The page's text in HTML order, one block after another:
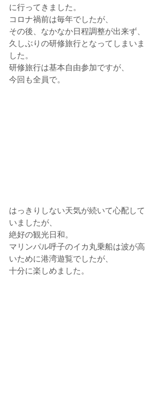
に行ってきました。
コロナ禍前は毎年でしたが、
その後、なかなか日程調整が出来ず、
久しぶりの研修旅行となってしまいま
した。
研修旅行は基本自由参加ですが、
今回も全員で。
はっきりしない天気が続いて心配して
いましたが、
絶好の観光日和。
マリンパル呼子のイカ丸乗船は波が高
いために港湾遊覧でしたが、
十分に楽しめました。